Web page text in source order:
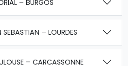
– BURGOS
– LOURDES
– CARCASSONNE